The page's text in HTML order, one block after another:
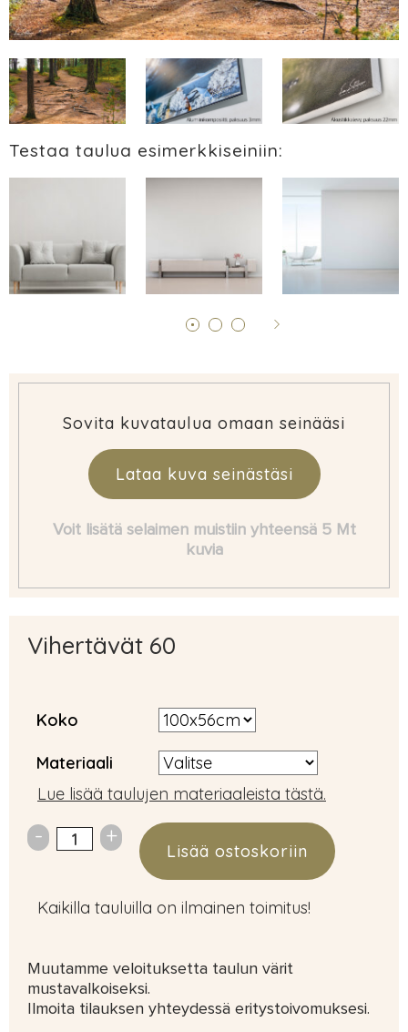
Testaa taulua esimerkkiseiniin:
Sovita kuvataulua omaan seinääsi
Lataa kuva seinästäsi
Voit lisätä selaimen muistiin yhteensä 5 Mt
kuvia
Vihertävät 60
Koko
Materiaali
Lue lisää taulujen materiaaleista tästä.
Lisää ostoskoriin
Kaikilla tauluilla on ilmainen toimitus!
Muutamme veloituksetta taulun värit
mustavalkoiseksi.
Ilmoita tilauksen yhteydessä eritystoivomuksesi.